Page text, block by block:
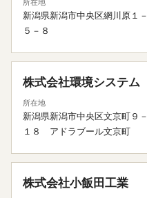
所在地
新潟県新潟市中央区網川原１－
５－８
株式会社環境システム
所在地
新潟県新潟市中央区文京町９－
１８ アドラブール文京町
株式会社小飯田工業